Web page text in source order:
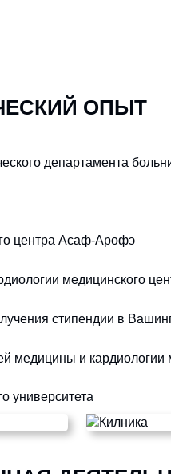
ОПЫТ
департамента
центра Асаф-Арофэ
медицинского
стипендии в
медицины и кардиологии
университета